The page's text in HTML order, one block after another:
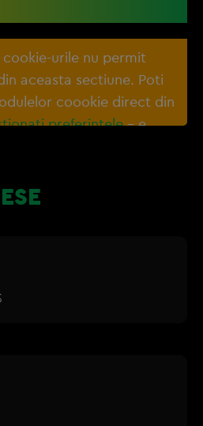
urile nu permit
aceasta sectiune. Poti
coookie direct din
preferințele– e